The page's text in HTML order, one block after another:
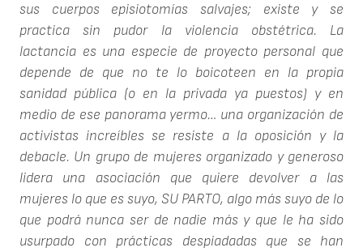
sus cuerpos episiotomías salvajes; existe y se
practica sin pudor la violencia obstétrica. La
lactancia es una especie de proyecto personal que
depende de que no te lo boicoteen en la propia
sanidad pública (o en la privada ya puestos) y en
medio de ese panorama yermo… una organización de
activistas increíbles se resiste a la oposición y la
debacle. Un grupo de mujeres organizado y generoso
lidera una asociación que quiere devolver a las
mujeres lo que es suyo, SU PARTO, algo más suyo de lo
que podrá nunca ser de nadie más y que le ha sido
usurpado con prácticas despiadadas que se han